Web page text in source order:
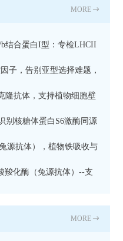
MORE
结合蛋白I型：专检LHCII
子，告别亚型选择难题，
隆抗体，支持植物细胞壁
别核糖体蛋白S6激酶同源
源抗体），植物铁吸收与
羧化酶（兔源抗体）--支
MORE